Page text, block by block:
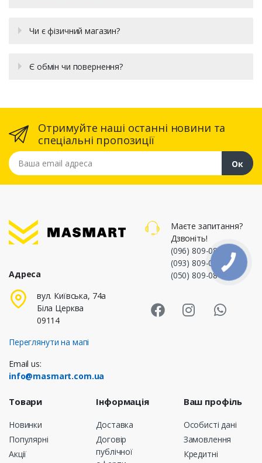
Чи є фізичний магазин?
Є обмін чи повернення?
Отримуйте наші останні новини та
спеціальні пропозиції
Ваша email адреса
Ок
Адреса
вул. Київська, 74а
Біла Церква
09114
Переглянути на мапі
Email us:
info@masmart.com.ua
Маєте запитання?
Дзвоніть!
(096) 809-08-87
,
(093) 809-08-87,
(050) 809-08-87
Товари
Новинки
Популярні
Акції
Інформація
Доставка
Договір
публічної
Ваш профіль
Особисті дані
Замовлення
Кредитні